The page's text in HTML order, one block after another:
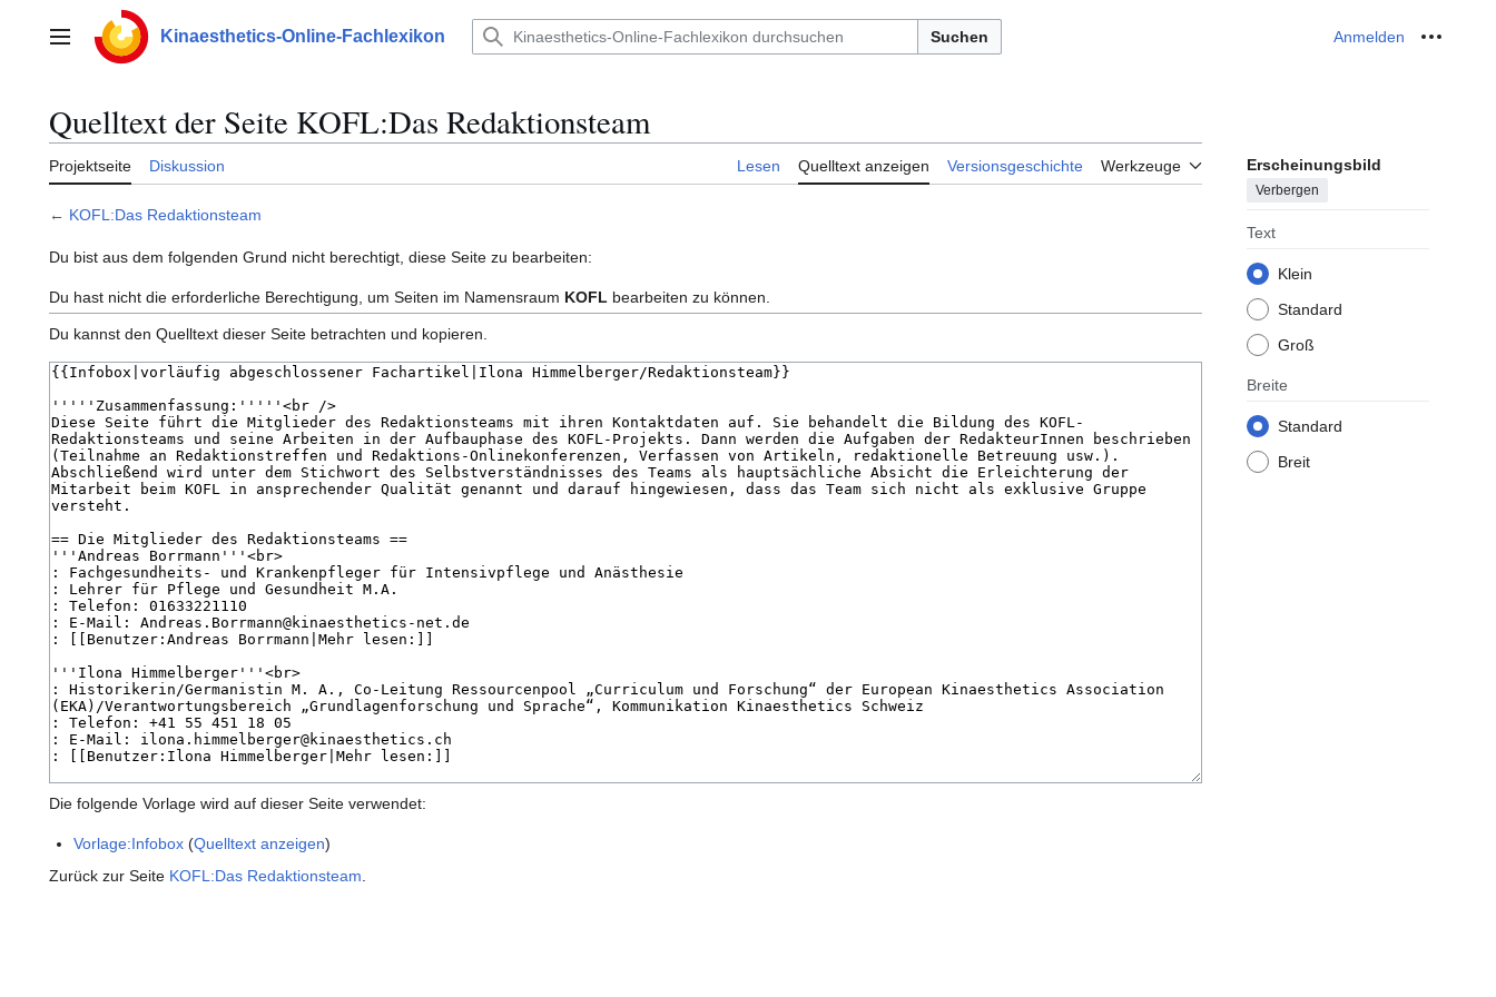
springenHauptmenü Kinaesthetics-Online-Fachlexikon Suchen Anmelden Meine
Quelltext der Seite KOFL:Das Redaktionsteam
Projektseite Diskussion Lesen Quelltext anzeigen Versionsgeschichte Werkzeuge Erscheinungsbild
Verbergen
Text
Klein
Standard
Groß
Breite
Standard
Breit
← KOFL:Das Redaktionsteam
Du bist aus dem folgenden Grund nicht berechtigt, diese Seite zu bearbeiten:
Du hast nicht die erforderliche Berechtigung, um Seiten im Namensraum KOFL bearbeiten zu können.
Du kannst den Quelltext dieser Seite betrachten und kopieren.
Die folgende Vorlage wird auf dieser Seite verwendet:
Vorlage:Infobox (Quelltext anzeigen)
Zurück zur Seite KOFL:Das Redaktionsteam.